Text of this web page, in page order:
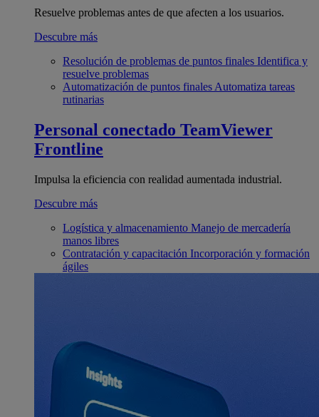
Resuelve problemas antes de que afecten a los usuarios.
Descubre más
Resolución de problemas de puntos finales Identifica y
resuelve problemas
Automatización de puntos finales Automatiza tareas
rutinarias
Personal conectado TeamViewer
Frontline
Impulsa la eficiencia con realidad aumentada industrial.
Descubre más
Logística y almacenamiento Manejo de mercadería
manos libres
Contratación y capacitación Incorporación y formación
ágiles